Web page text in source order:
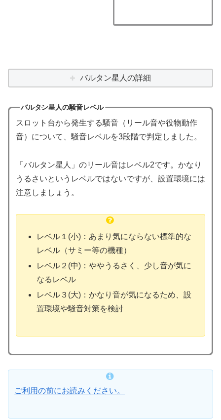
バルタン星人の詳細
バルタン星人の騒音レベル
スロット台から発生する騒音（リール音や役物動作
音）について、騒音レベルを3段階で判定しました。
「バルタン星人」のリール音はレベル2です。かなり
うるさいというレベルではないですが、設置環境には
注意しましょう。
レベル１(小)：あまり気にならない標準的な
レベル（サミー等の機種）
レベル２(中)：ややうるさく、少し音が気に
なるレベル
レベル３(大)：かなり音が気になるため、設
置環境や騒音対策を検討
ご利用の前にお読みください。